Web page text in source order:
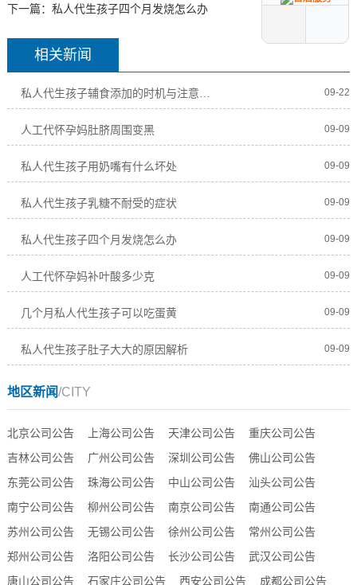
下一篇： 私人代生孩子四个月发烧怎么办
相关新闻
09-22
人工代怀孕妈肚脐周围变黑 09-09
私人代生孩子用奶嘴有什么坏处 09-09
私人代生孩子乳糖不耐受的症状 09-09
私人代生孩子四个月发烧怎么办 09-09
人工代怀孕妈补叶酸多少克 09-09
几个月私人代生孩子可以吃蛋黄 09-09
私人代生孩子肚子大大的原因解析 09-09
地区新闻/CITY
北京公司公告 上海公司公告 天津公司公告
重庆公司公告
吉林公司公告
广州公司公告 深圳公司公告
佛山公司公告
东莞公司公告
珠海公司公告 中山公司公告
汕头公司公告
南宁公司公告
柳州公司公告 南京公司公告
南通公司公告
苏州公司公告
无锡公司公告 徐州公司公告
常州公司公告
郑州公司公告
洛阳公司公告 长沙公司公告
武汉公司公告
唐山公司公告
石家庄公司公告 西安公司公告 成都公司公告